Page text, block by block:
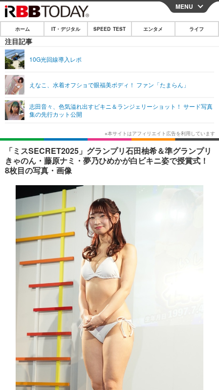
CLOSE
ホーム
IT・デジタル
ショッピング その他
SPEED TEST
エンタメ
エンタメTOP
韓国・芸能
音楽 スポーツ
グラビア
ショッピング
ライフ
ライフTOP グルメ
ペット ショッピング
その他
リリース一覧
プッシュ通知の停止方法
MENU
ホーム IT・デジタル SPEED TEST エンタメ ライフ
注目記事
10G光回線導入レポ
えなこ、水着オフショで眼福美ボディ！ ファン「たまらん」
志田音々、色気溢れ出すビキニ＆ランジェリーショット！ サード写真
集の先行カット公開
「ミスSECRET2025」グランプリ石田柚希＆準グランプリ
きゃのん・藤原ナミ・夢乃ひめかが白ビキニ姿で授賞式！
8枚目の写真・画像